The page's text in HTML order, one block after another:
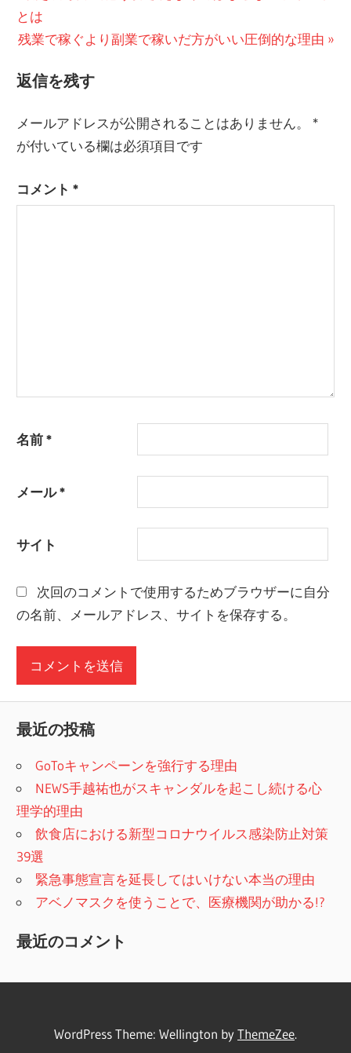
稿
ビ
ゲ
ー
シ
ョ
の
記
とは
次
記
残業で稼ぐより副業で稼いだ方がいい圧倒的な理由
返信を残す
メールアドレスが公開されることはありません。
*
が付いている欄は必須項目です
コメント*
名前*
メール*
サイト
次回のコメントで使用するためブラウザーに自分
の名前、メールアドレス、サイトを保存する。
最近の投稿
GoToキャンペーンを強行する理由
NEWS手越祐也がスキャンダルを起こし続ける心
理学的理由
飲食店における新型コロナウイルス感染防止対策
39選
緊急事態宣言を延長してはいけない本当の理由
アベノマスクを使うことで、医療機関が助かる!?
最近のコメント
WordPress Theme: Wellington byThemeZee.